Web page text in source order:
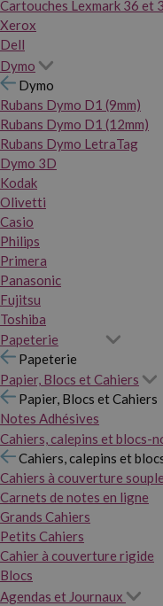
Cartouches Lexmark 36 et
Xerox
Dell
Dymo
Dymo
Rubans Dymo D1 (9mm)
Rubans Dymo D1 (12mm)
Rubans Dymo LetraTag
Dymo 3D
Kodak
Olivetti
Casio
Philips
Primera
Panasonic
Fujitsu
Toshiba
Papeterie
Papeterie
Papier, Blocs et Cahiers
Papier, Blocs et Cahiers
Notes Adhésives
Cahiers, calepins et blocs-
Cahiers, calepins et
Cahiers à couverture souple
Carnets de notes en ligne
Grands Cahiers
Petits Cahiers
Cahier à couverture rigide
Blocs
Agendas et Journaux